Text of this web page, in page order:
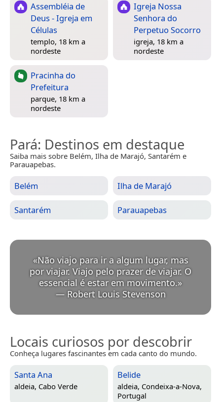
Assembléia de
Deus - Igreja em
Células
templo, 18 km a
nordeste
Igreja Nossa
Senhora do
Perpetuo Socorro
igreja, 18 km a
nordeste
Pracinha do
Prefeitura
parque, 18 km a
nordeste
Pará: Destinos em destaque
Saiba mais sobre Belém, Ilha de Marajó, Santarém e
Parauapebas.
Belém Ilha de Marajó
Santarém Parauapebas
«Não viajo para ir a algum lugar, mas
por viajar. Viajo pelo prazer de viajar. O
essencial é estar em movimento.
— Robert Louis Stevenson
Locais curiosos por descobrir
Conheça lugares fascinantes em cada canto do mundo.
Santa Ana
aldeia, Cabo Verde
Belide
aldeia, Condeixa-a-Nova,
Portugal